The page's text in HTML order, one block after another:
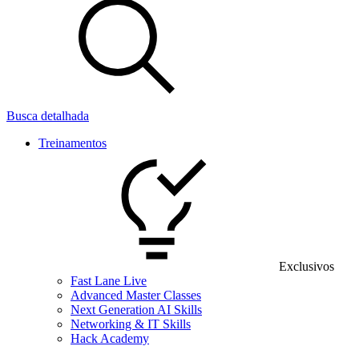
Busca detalhada
Treinamentos
Exclusivos
Fast Lane Live
Advanced Master Classes
Next Generation AI Skills
Networking & IT Skills
Hack Academy